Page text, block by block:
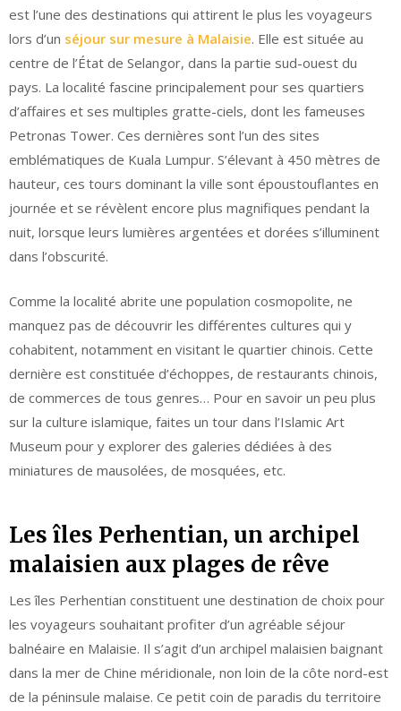
est l’une des destinations qui attirent le plus les voyageurs
lors d’un séjour sur mesure à Malaisie. Elle est située au
centre de l’État de Selangor, dans la partie sud-ouest du
pays. La localité fascine principalement pour ses quartiers
d’affaires et ses multiples gratte-ciels, dont les fameuses
Petronas Tower. Ces dernières sont l’un des sites
emblématiques de Kuala Lumpur. S’élevant à 450 mètres de
hauteur, ces tours dominant la ville sont époustouflantes en
journée et se révèlent encore plus magnifiques pendant la
nuit, lorsque leurs lumières argentées et dorées s’illuminent
dans l’obscurité.
Comme la localité abrite une population cosmopolite, ne
manquez pas de découvrir les différentes cultures qui y
cohabitent, notamment en visitant le quartier chinois. Cette
dernière est constituée d’échoppes, de restaurants chinois,
de commerces de tous genres… Pour en savoir un peu plus
sur la culture islamique, faites un tour dans l’Islamic Art
Museum pour y explorer des galeries dédiées à des
miniatures de mausolées, de mosquées, etc.
Les îles Perhentian, un archipel
malaisien aux plages de rêve
Les îles Perhentian constituent une destination de choix pour
les voyageurs souhaitant profiter d’un agréable séjour
balnéaire en Malaisie. Il s’agit d’un archipel malaisien baignant
dans la mer de Chine méridionale, non loin de la côte nord-est
de la péninsule malaise. Ce petit coin de paradis du territoire